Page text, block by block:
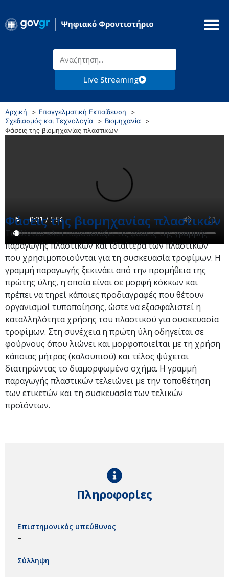
Live Streaming
Αρχική
Επαγγελματική Εκπαίδευση
Σχεδιασμός και Τεχνολογία
Βιομηχανία
Φάσεις της βιομηχανίας πλαστικών
Φάσεις της βιομηχανίας πλαστικών
Το βίντεο κλιπ παρουσιάζει τις φάσεις της γραμμής
παραγωγής πλαστικών και ιδιαίτερα των πλαστικών
που χρησιμοποιούνται για τη συσκευασία τροφίμων. Η
γραμμή παραγωγής ξεκινάει από την προμήθεια της
πρώτης ύλης, η οποία είναι σε μορφή κόκκων και
πρέπει να τηρεί κάποιες προδιαγραφές που θέτουν
οργανισμοί τυποποίησης, ώστε να εξασφαλιστεί η
καταλληλότητα χρήσης του πλαστικού για συσκευασία
τροφίμων. Στη συνέχεια η πρώτη ύλη οδηγείται σε
φούρνους όπου λιώνει και μορφοποιείται με τη χρήση
κάποιας μήτρας (καλουπιού) και τέλος ψύχεται
διατηρώντας το διαμορφωμένο σχήμα. H γραμμή
παραγωγής πλαστικών τελειώνει με την τοποθέτηση
των ετικετών και τη συσκευασία των τελικών
προϊόντων.
Πληροφορίες
Επιστημονικός υπεύθυνος
–
Σύλληψη
–